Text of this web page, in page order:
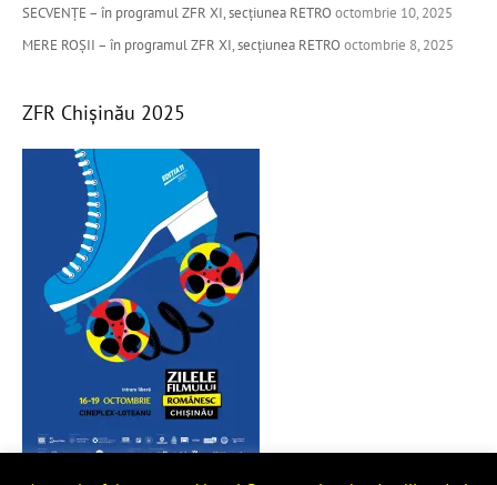
SECVENȚE – în programul ZFR XI, secțiunea RETRO octombrie 10, 2025
MERE ROȘII – în programul ZFR XI, secțiunea RETRO octombrie 8, 2025
ZFR Chișinău 2025